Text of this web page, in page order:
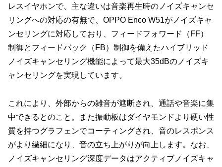
レスイヤホンで、主な違いは音楽再生時のノイズキャンセ
リングへの対応の有無で、OPPO Enco W51がノイズキャ
ンセリングに対応しており、フィードフォワード（FF）
制御とフィードバック（FB）制御を備えたハイブリッド
ノイズキャンセリング機能によって最大35dBのノイズキ
ャンセリングを実現しています。
これにより、外部からの雑音が遮断され、通話や音楽に集
中できるとのこと。また振動板はダイヤモンドより硬い性
質を持つグラフェンでコーティングされ、音のレスポンス
がより繊細になり、音の立ち上がりが向上します。なお、
ノイズキャンセリング深度データはアクティブノイズキャ